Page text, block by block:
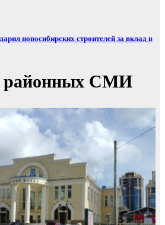
новосибирских строителей за вклад в